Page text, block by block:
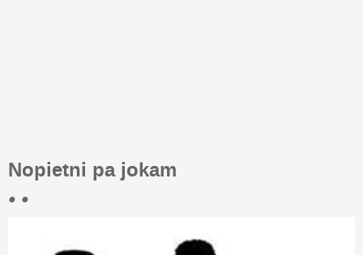
Nopietni pa jokam
• •